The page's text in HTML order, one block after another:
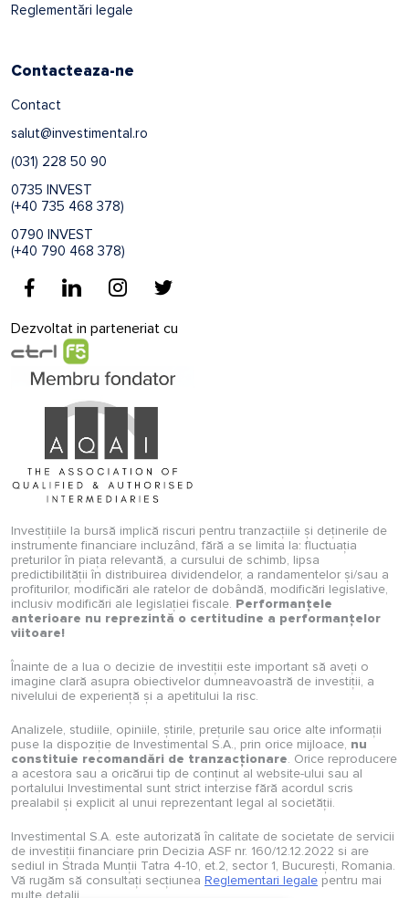
Reglementări legale
Contacteaza-ne
Contact
salut@investimental.ro
(031) 228 50 90
0735 INVEST
(+40 735 468 378)
0790 INVEST
(+40 790 468 378)
Dezvoltat in parteneriat cu
Investițiile la bursă implică riscuri pentru tranzacțiile și deținerile de
instrumente financiare incluzând, fără a se limita la: fluctuația
preturilor în piața relevantă, a cursului de schimb, lipsa
predictibilității în distribuirea dividendelor, a randamentelor și/sau a
profiturilor, modificări ale ratelor de dobândă, modificări legislative,
inclusiv modificări ale legislației fiscale. Performanțele
anterioare nu reprezintă o certitudine a performanțelor
viitoare!
Înainte de a lua o decizie de investiții este important să aveți o
imagine clară asupra obiectivelor dumneavoastră de investiții, a
nivelului de experiență și a apetitului la risc.
Analizele, studiile, opiniile, știrile, prețurile sau orice alte informații
puse la dispoziție de Investimental S.A., prin orice mijloace, nu
constituie recomandări de tranzacționare. Orice reproducere
a acestora sau a oricărui tip de conținut al website-ului sau al
portalului Investimental sunt strict interzise fără acordul scris
prealabil și explicit al unui reprezentant legal al societății.
Investimental S.A. este autorizată în calitate de societate de servicii
de investiții financiare prin Decizia ASF nr. 160/12.12.2022 si are
sediul in Strada Munții Tatra 4-10, et.2, sector 1, București, Romania.
Vă rugăm să consultați secțiunea Reglementari legale pentru mai
multe detalii.